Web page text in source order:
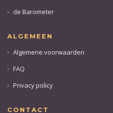
de Barometer
ALGEMEEN
Algemene voorwaarden
FAQ
Privacy policy
CONTACT